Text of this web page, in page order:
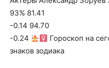
93% 81.41
-0.14 94.70
-0.24
Гороскоп на
знаков зодиака